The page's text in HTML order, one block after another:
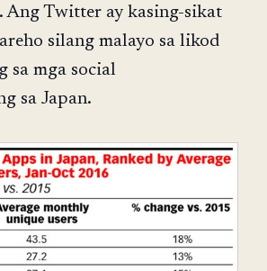
Ang Twitter ay kasing-sikat
silang malayo sa likod
sa mga social
sa Japan.